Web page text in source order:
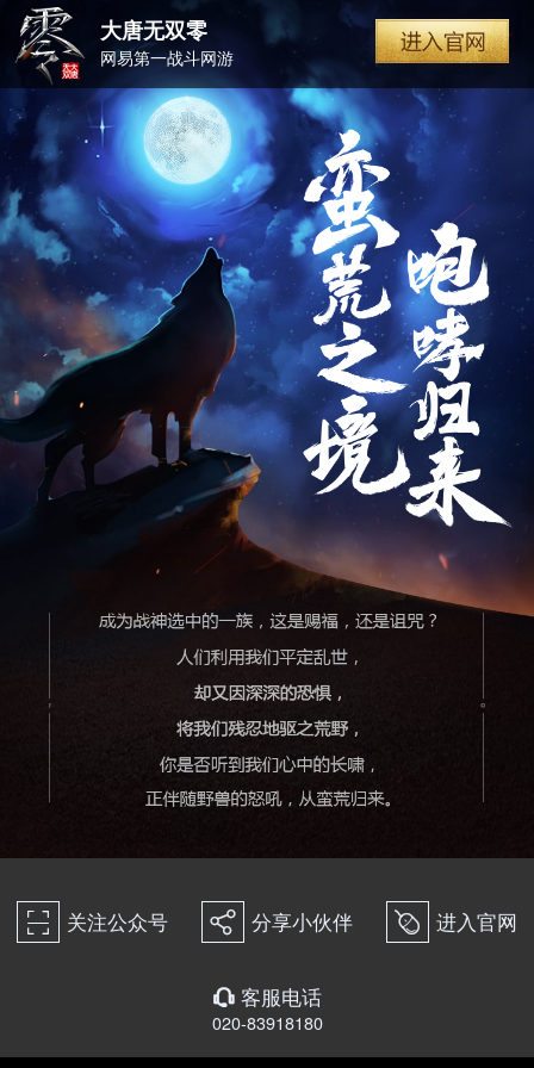
大唐无双零
网易第一战斗网游
򰀁 关注公众号 򰀂 分享小伙伴 򰀄 进入官网
򰀃 客服电话
020-83918180